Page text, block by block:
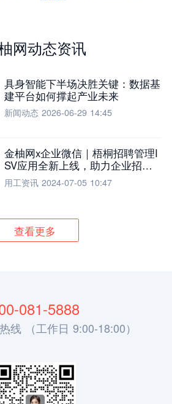
网动态资讯
具身智能下半场决胜关键：数据基
建平台如何撑起产业未来
新闻动态 2026-06-29 14:45
金柚网x企业微信｜梧桐招聘管理I
SV应用全新上线，助力企业招聘
流程全面升级
用工资讯 2024-07-05 10:47
查看更多
081-5888
线 （工作日 9:00-18:00）